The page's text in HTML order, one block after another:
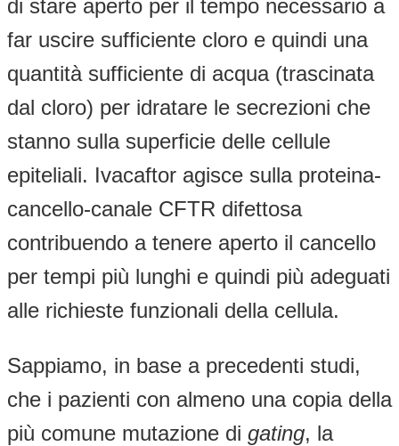
di stare aperto per il tempo necessario a
far uscire sufficiente cloro e quindi una
quantità sufficiente di acqua (trascinata
dal cloro) per idratare le secrezioni che
stanno sulla superficie delle cellule
epiteliali. Ivacaftor agisce sulla proteina-
cancello-canale CFTR difettosa
contribuendo a tenere aperto il cancello
per tempi più lunghi e quindi più adeguati
alle richieste funzionali della cellula.
Sappiamo, in base a precedenti studi,
che i pazienti con almeno una copia della
più comune mutazione di gating, la